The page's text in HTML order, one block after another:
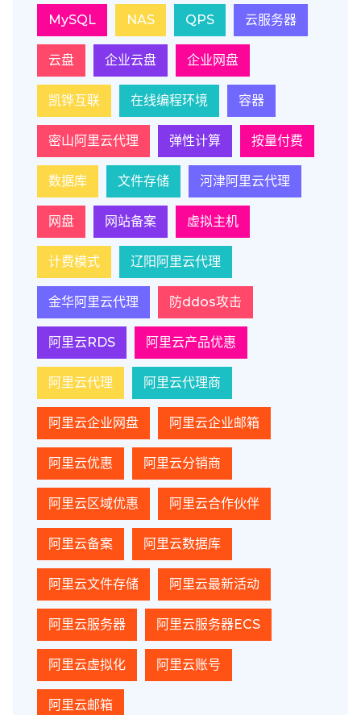
MySQL NAS QPS 云服务器
云盘 企业云盘 企业网盘
凯铧互联 在线编程环境 容器
密山阿里云代理 弹性计算 按量付费
数据库 文件存储 河津阿里云代理
网盘 网站备案 虚拟主机
计费模式 辽阳阿里云代理
金华阿里云代理 防ddos攻击
阿里云RDS 阿里云产品优惠
阿里云代理 阿里云代理商
阿里云企业网盘 阿里云企业邮箱
阿里云优惠 阿里云分销商
阿里云区域优惠 阿里云合作伙伴
阿里云备案 阿里云数据库
阿里云文件存储 阿里云最新活动
阿里云服务器 阿里云服务器ECS
阿里云虚拟化 阿里云账号
阿里云邮箱